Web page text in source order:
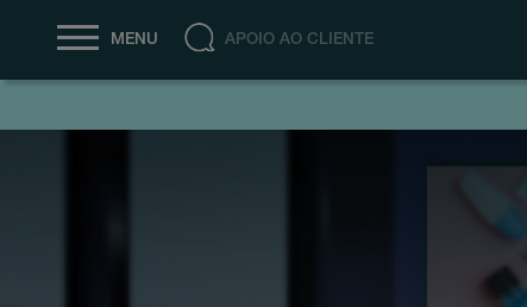
APOIO AO CLIENTE